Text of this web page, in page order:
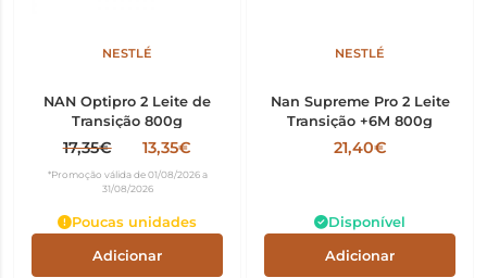
NESTLÉ
NAN Optipro 2 Leite de
Transição 800g
17,35€ 13,35€
*Promoção válida de 01/08/2026 a
31/08/2026
Poucas unidades
Adicionar
NESTLÉ
Nan Supreme Pro 2 Leite
Transição +6M 800g
21,40€
Disponível
Adicionar